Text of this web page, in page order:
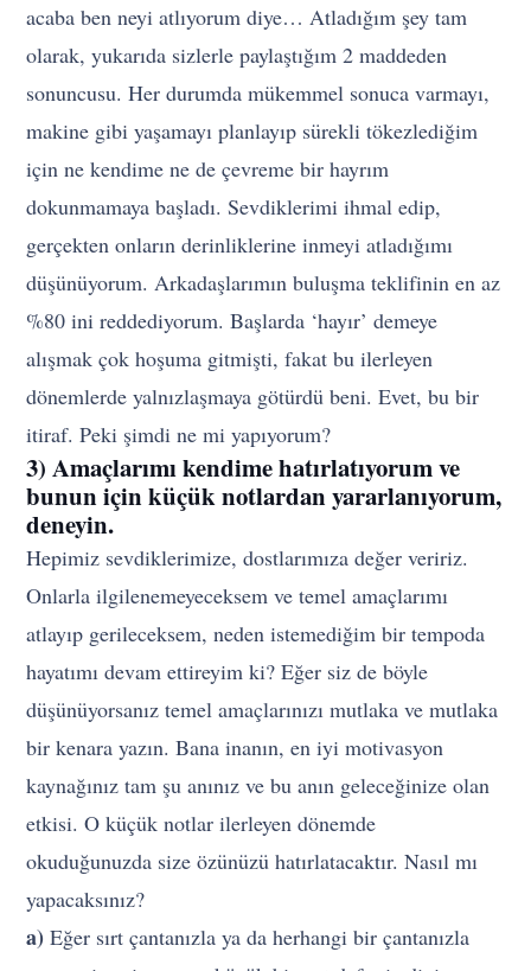
acaba ben neyi atlıyorum diye… Atladığım şey tam
olarak, yukarıda sizlerle paylaştığım 2 maddeden
sonuncusu. Her durumda mükemmel sonuca varmayı,
makine gibi yaşamayı planlayıp sürekli tökezlediğim
için ne kendime ne de çevreme bir hayrım
dokunmamaya başladı. Sevdiklerimi ihmal edip,
gerçekten onların derinliklerine inmeyi atladığımı
düşünüyorum. Arkadaşlarımın buluşma teklifinin en az
%80 ini reddediyorum. Başlarda ‘hayır’ demeye
alışmak çok hoşuma gitmişti, fakat bu ilerleyen
dönemlerde yalnızlaşmaya götürdü beni. Evet, bu bir
itiraf. Peki şimdi ne mi yapıyorum?
3) Amaçlarımı kendime hatırlatıyorum ve
bunun için küçük notlardan yararlanıyorum,
deneyin.
Hepimiz sevdiklerimize, dostlarımıza değer veririz.
Onlarla ilgilenemeyeceksem ve temel amaçlarımı
atlayıp gerileceksem, neden istemediğim bir tempoda
hayatımı devam ettireyim ki? Eğer siz de böyle
düşünüyorsanız temel amaçlarınızı mutlaka ve mutlaka
bir kenara yazın. Bana inanın, en iyi motivasyon
kaynağınız tam şu anınız ve bu anın geleceğinize olan
etkisi. O küçük notlar ilerleyen dönemde
okuduğunuzda size özünüzü hatırlatacaktır. Nasıl mı
yapacaksınız?
a) Eğer sırt çantanızla ya da herhangi bir çantanızla